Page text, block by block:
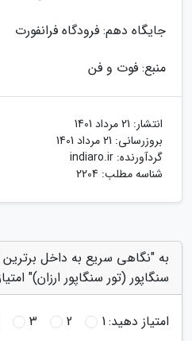
جایگاه دهم: فرودگاه فرانفورت
منبع: فوت و فن
انتشار: 21 مرداد 1401
بروزرسانی: 21 مرداد 1401
گردآورنده: indiaro.ir
شناسه مطلب: 2204
به "نگاهی سریع به داخل
سنگاپور (تور سنگاپور ارزان)"
امتیاز دهید:1
2
3